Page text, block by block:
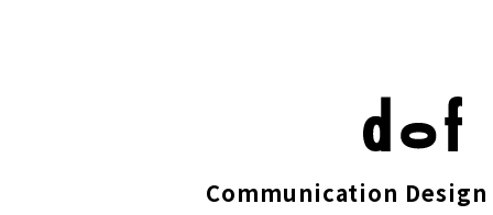
Communication Design